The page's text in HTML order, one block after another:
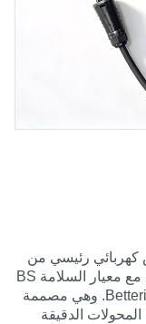
كهربائي رئيسي من
النوع G مزود بفيوز (مصهر) حماية، متوافق مع معيار السلامة BS
1363، وموصل طاقة شمسية من نوع Betteri AC. وهي مصممة
الدقيقة